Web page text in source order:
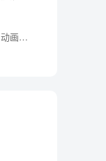
网易ASAK团队包含视觉设计、动画设计，虚拟制作等，我们目前更多的专注于游戏赛事应用前景实践与技术创新。